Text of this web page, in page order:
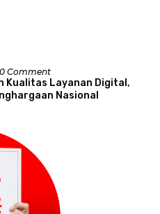
0 Comment
Kualitas Layanan Digital,
Nasional